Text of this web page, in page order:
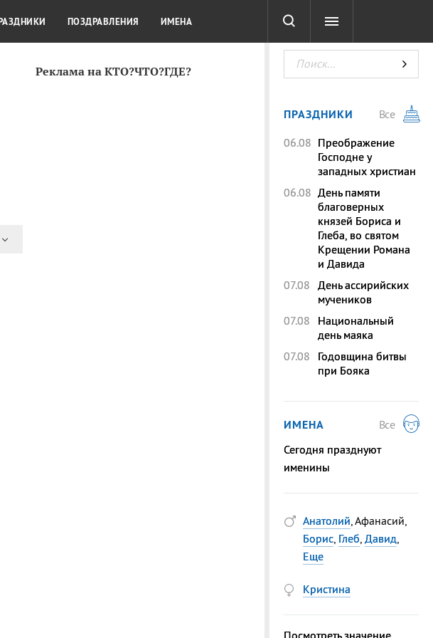
Реклама на КТО?ЧТО?ГДЕ?
КРАСОТА ТЕСТЫ
ПОЗДРАВЛЕНИЯ ИМЕНА
ПРАЗДНИКИ
Все
06.08 Преображение
Господне у
западных христиан
06.08 День памяти
благоверных
князей Бориса и
Глеба, во святом
Крещении Романа
и Давида
07.08 День ассирийских
мучеников
07.08
Национальный
день маяка
07.08
Годовщина битвы
при Бояка
ИМЕНА
Все
Сегодня празднуют
именины
Анатолий, Афанасий,
Борис, Глеб, Давид,
Еще
Кристина
Посмотреть значение